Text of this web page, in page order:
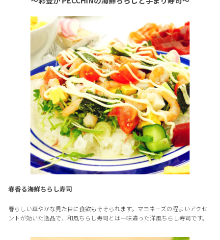
春香る海鮮ちらし寿司
春らしい華やかな見た目に食欲もそそられます。マヨネーズの程よいアクセ
ントが効いた逸品で、和風ちらし寿司とは一味違った洋風ちらし寿司です。